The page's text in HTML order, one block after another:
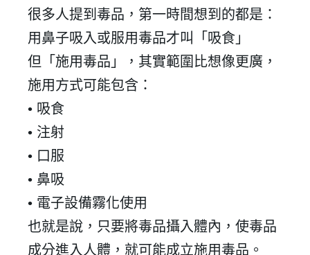
很多人提到毒品，第一時間想到的都是：
用鼻子吸入或服用毒品才叫
「 吸食 」
但「施用毒品」，其實範圍比想像更廣，
施用方式可能包含：
• 吸食
• 注射
• 口服
• 鼻吸
• 電子設備霧化使用
也就是說，只要將毒品攝入體內，使毒品
成分進入人體，就可能成立施用毒品。